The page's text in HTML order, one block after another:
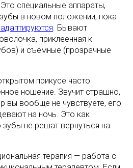
специальные аппараты,
в новом положении, пока
. Бывают
приклеенная к
и съёмные (прозрачные
прикусе часто
ношение. Звучит страшно,
вы вообще не чувствуете, его
на ночь. Это как
зубы не решат вернуться на
терапия — работа с